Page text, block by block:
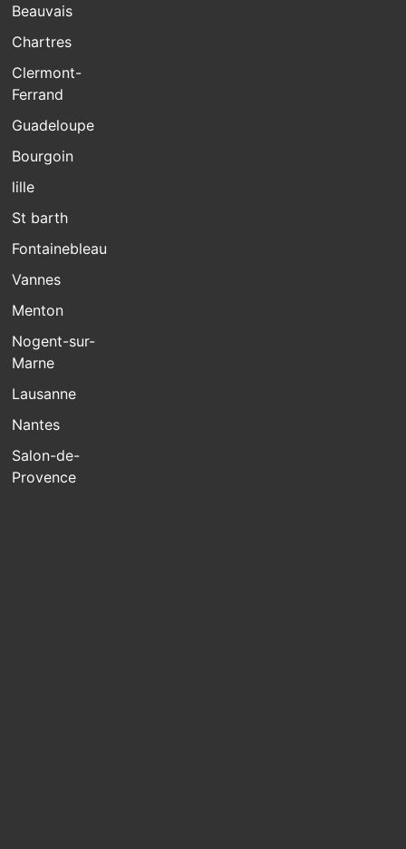
Beauvais
Chartres
Clermont-
Ferrand
Guadeloupe
Bourgoin
lille
St barth
Fontainebleau
Vannes
Menton
Nogent-sur-
Marne
Lausanne
Nantes
Salon-de-
Provence